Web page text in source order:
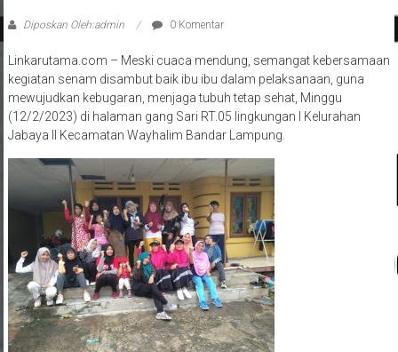
Diposkan Oleh:admin 0 Komentar
Linkarutama.com – Meski cuaca mendung, semangat kebersamaan
kegiatan senam disambut baik ibu ibu dalam pelaksanaan, guna
mewujudkan kebugaran, menjaga tubuh tetap sehat, Minggu
(12/2/2023) di halaman gang Sari RT.05 lingkungan I Kelurahan
Jabaya II Kecamatan Wayhalim Bandar Lampung.